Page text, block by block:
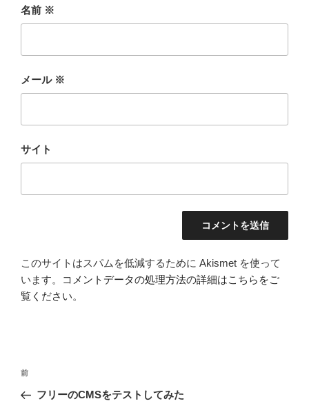
名前 ※
メール ※
サイト
このサイトはスパムを低減するために Akismet を使って
います。
コメントデータの処理方法の詳細はこちらをご
覧ください。
投
ナ
前
の
前
フリーのCMSをテストしてみた